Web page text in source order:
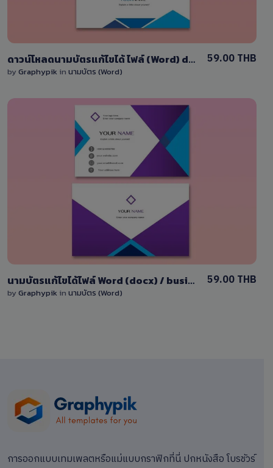
ดาวน์โหลดนามบัตรแก้ไขได้ ไฟล์ (Word) docx
by Graphypik in นามบัตร (Word)
59.00 THB
View Details
0 Sale
นามบัตรแก้ไขได้ไฟล์ Word (docx) / business card docx
by Graphypik in นามบัตร (Word)
59.00 THB
การออกแบบเทมเพลตหรือแม่แบบกราฟิกที่นี่ ปกหนังสือ โบรชัวร์